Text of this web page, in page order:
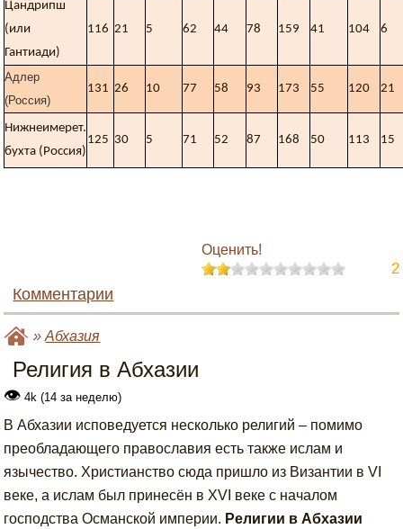
Цандрипш
(или
Гантиади)
116 21 5 62 44 78 159 41 104 6
Адлер
(Россия)
131 26 10 77 58 93 173 55 120 21
Нижнеимерет.
бухта (Россия)
125 30 5 71 52 87 168 50 113 15
Оценить!
2
Комментарии
»Абхазия
Религия в Абхазии
👁 4k (14 за неделю)
В Абхазии исповедуется несколько религий – помимо
преобладающего православия есть также ислам и
язычество. Христианство сюда пришло из Византии в VI
веке, а ислам был принесён в XVI веке с началом
господства Османской империи. Религии в Абхазии